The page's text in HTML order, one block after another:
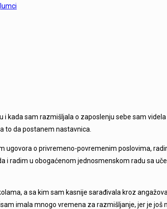
kada sam razmišljala o zaposlenju sebe sam
to da postanem nastavnica.
o privremeno-povremenim poslovima,
i radim u obogaćenom jednosmenskom radu sa
a sa kim sam kasnije sarađivala kroz
imala mnogo vremena za razmišljanje, jer je